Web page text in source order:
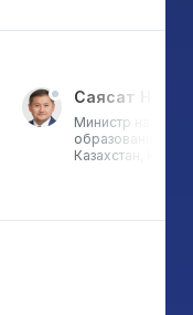
Саясат
Министр науки и
образования
Казахстан,